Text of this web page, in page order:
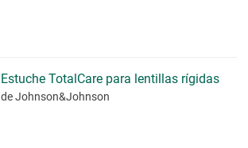
Estuche TotalCare para lentillas rígidas
de Johnson&Johnson